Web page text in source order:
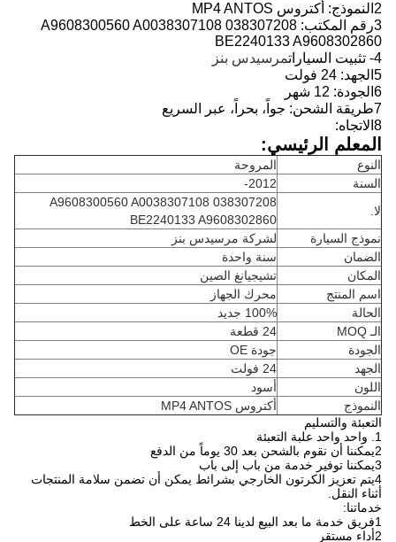
2النموذج:
أكتروس MP4 ANTOS
3رقم المكتب:
A9608300560 A0038307108 038307208
BE2240133 A9608302860
4- تثبيت السيارات
مرسيدس بنز
5الجهد: 24 فولت
6الجودة: 12 شهر
7طريقة الشحن: جواً، بحراً، عبر السريع
8الاتجاه:
المعلم الرئيسي:
النوع
المروحة
السنة
2012-
لا.
A9608300560 A0038307108 038307208
BE2240133 A9608302860
نموذج السيارة
لشركة مرسيدس بنز
الضمان
سنة واحدة
المكان
تشيجيانغ الصين
اسم المنتج
محرك الجهاز
الحالة
100% جديد
الـ MOQ
24 قطعة
الجودة
جودة OE
الجهد
24 فولت
اللون
أسود
النموذج
أكتروس MP4 ANTOS
التعبئة والتسليم
1. واحد واحد علبة التعبئة
2يمكننا أن نقوم بالشحن بعد 30 يوماً من الدفع
3يمكننا توفير خدمة من باب إلى باب
4يتم تعزيز الكرتون الخارجي بشرائط يمكن أن تضمن سلامة المنتجات
أثناء النقل.
خدماتنا:
1فريق خدمة ما بعد البيع لدينا 24 ساعة على الخط
2أداء مستقر